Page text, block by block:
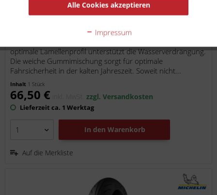
Ist kompatibel zu Vespa GTS 300 300 ccm M452 2013
| Rollen Original: 21x17 13gr
optimale Lamellenprofil unterstützt die Wasserverdrängung.
Die weiche Gummimischung sorgt für optimale
Fahrsicherheit in der kalten Jahreszeit. Soweit nicht...
Inhalt 1 Stück
66,50 € inkl. MwSt.zzgl. Versandkosten
Lieferzeit ca. 1 Werktag
In den Warenkorb
Auf die Merkliste
Alle Cookies akzeptieren
Impressum